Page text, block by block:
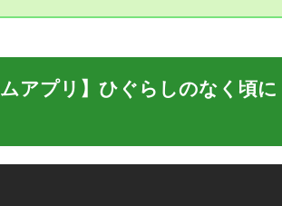
アプリ】ひぐらしのなく頃に